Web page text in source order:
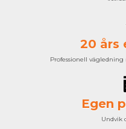
20 års
Professionell
Egen
Undvik